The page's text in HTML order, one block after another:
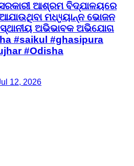
ଆଶ୍ରମ ବିଦ୍ଯାଳୟରେ
ମଧ୍ଯ୍ୟାନ୍ନ ଭୋଜନ
ଅଭିଭାବକ ଅଭିଯୋଗ
#saikul #ghasipura
#Odisha
12, 2026